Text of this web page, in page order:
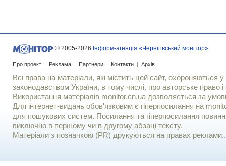
© 2005-2026 Інформ-агенція «Чернігівський монітор»
Про проект | Реклама | Партнери | Контакти | Архів
Всі права на матеріали, які містить цей сайт, охороняються у
законодавством України, в тому числі, про авторське право і
Використання матерiалiв monitor.cn.ua дозволяється за
Для iнтернет-видань обов'язковим є гiперпосилання на
для пошукових систем. Посилання та гіперпосилання
виключно в першому чи в другому абзаці тексту.
Матеріали з позначкою (PR) друкуються на правах реклами..